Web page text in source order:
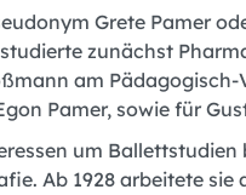
Grete Pamer
zunächst
am
Pamer, sowie für
um
Ab 1928 arbeitete